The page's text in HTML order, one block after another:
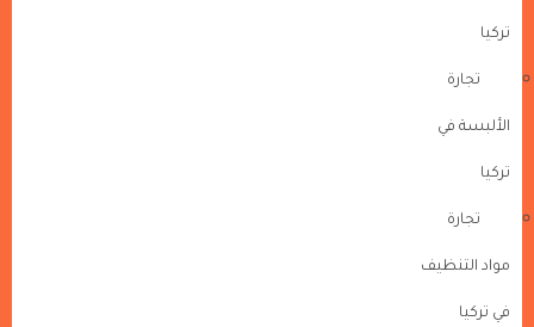
تركيا
تجارة
الألبسة في
تركيا
تجارة
مواد التنظيف
في تركيا